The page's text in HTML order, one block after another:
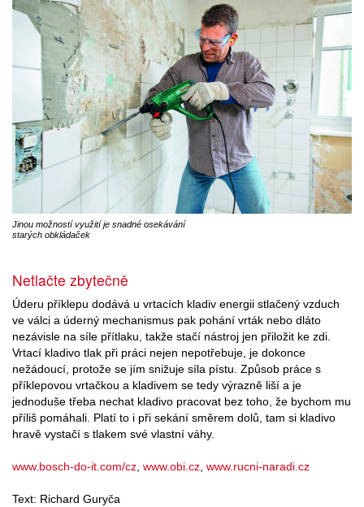
Jinou možností využití je snadné osekávání
starých obkládaček
Netlačte zbytečně
Úderu příklepu dodává u vrtacích kladiv energii stlačený vzduch
ve válci a úderný mechanismus pak pohání vrták nebo dláto
nezávisle na síle přítlaku, takže stačí nástroj jen přiložit ke zdi.
Vrtací kladivo tlak při práci nejen nepotřebuje, je dokonce
nežádoucí, protože se jím snižuje síla pístu. Způsob práce s
příklepovou vrtačkou a kladivem se tedy výrazně liší a je
jednoduše třeba nechat kladivo pracovat bez toho, že bychom mu
příliš pomáhali. Platí to i při sekání směrem dolů, tam si kladivo
hravě vystačí s tlakem své vlastní váhy.
www.bosch-do-it.com/cz www.obi.cz www.rucni-naradi.cz
Text: Richard Guryča